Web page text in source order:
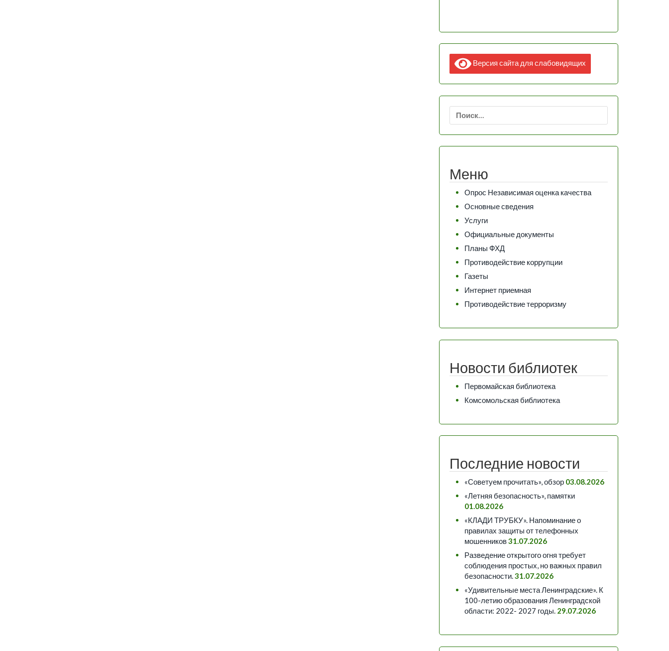
Версия сайта для слабовидящих
Найти:
Меню
Опрос Независимая оценка качества
Основные сведения
Услуги
Официальные документы
Планы ФХД
Противодействие коррупции
Газеты
Интернет приемная
Противодействие терроризму
Новости библиотек
Первомайская библиотека
Комсомольская библиотека
Последние новости
«Советуем прочитать», обзор 03.08.2026
«Летняя безопасность», памятки
01.08.2026
«КЛАДИ ТРУБКУ». Напоминание о
правилах защиты от телефонных
мошенников31.07.2026
Разведение открытого огня требует
соблюдения простых, но важных правил
безопасности.31.07.2026
«Удивительные места Ленинградские». К
100-летию образования Ленинградской
области: 2022- 2027 годы. 29.07.2026